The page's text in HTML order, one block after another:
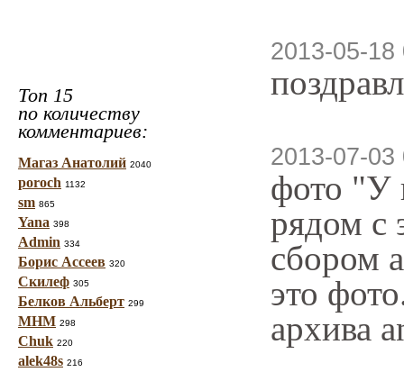
Топ 15
по количеству
комментариев:
Магаз Анатолий 2040
poroch 1132
sm 865
Yana 398
Admin 334
Борис Ассеев 320
Скилеф 305
Белков Альберт 299
МНМ 298
Chuk 220
alek48s 216
2013-05-18
2013-07-03
фото "У
рядом с
сбором
это
архива